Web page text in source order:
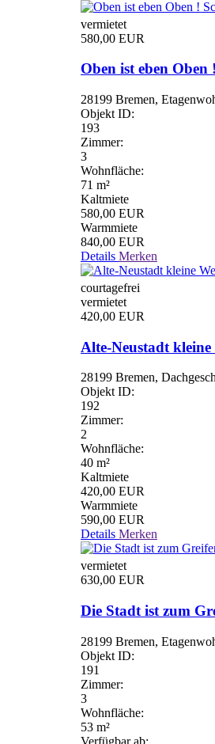
vermietet
580,00 EUR
Oben ist eben
28199 Bremen,
Objekt ID:
193
Zimmer:
3
Wohnfläche:
71 m²
Kaltmiete
580,00 EUR
Warmmiete
840,00 EUR
Details Merken
courtagefrei
vermietet
420,00 EUR
Alte-Neustadt
28199 Bremen,
Objekt ID:
192
Zimmer:
2
Wohnfläche:
40 m²
Kaltmiete
420,00 EUR
Warmmiete
590,00 EUR
Details Merken
vermietet
630,00 EUR
Die Stadt ist zum
28199 Bremen,
Objekt ID:
191
Zimmer:
3
Wohnfläche:
53 m²
Verfügbar ab: